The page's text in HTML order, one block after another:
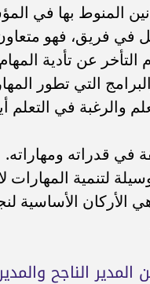
المنوط بها في
في فريق، فهو متعاون
التأخر عن تأدية
التي تطور
والرغبة في
في قدراته ومهاراته.
لتنمية
هي الأركان
المدير الناجح